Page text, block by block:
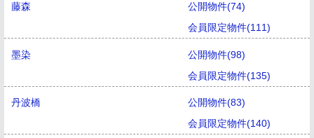
藤森
公開物件(74)
会員限定物件(111)
墨染
公開物件(98)
会員限定物件(135)
丹波橋
公開物件(83)
会員限定物件(140)